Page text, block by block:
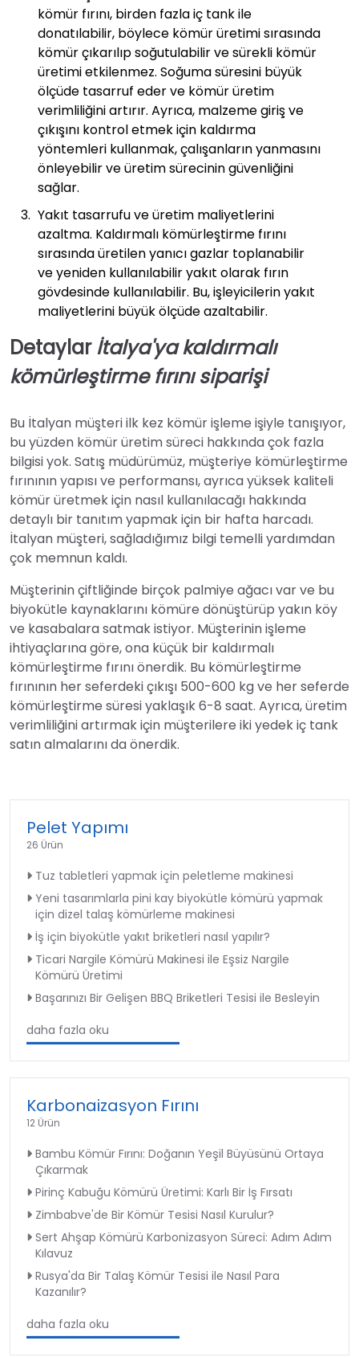
kömür fırını, birden fazla iç tank ile
donatılabilir, böylece kömür üretimi sırasında
kömür çıkarılıp soğutulabilir ve sürekli kömür
üretimi etkilenmez. Soğuma süresini büyük
ölçüde tasarruf eder ve kömür üretim
verimliliğini artırır. Ayrıca, malzeme giriş ve
çıkışını kontrol etmek için kaldırma
yöntemleri kullanmak, çalışanların yanmasını
önleyebilir ve üretim sürecinin güvenliğini
sağlar.
Yakıt tasarrufu ve üretim maliyetlerini
azaltma. Kaldırmalı kömürleştirme fırını
sırasında üretilen yanıcı gazlar toplanabilir
ve yeniden kullanılabilir yakıt olarak fırın
gövdesinde kullanılabilir. Bu, işleyicilerin yakıt
maliyetlerini büyük ölçüde azaltabilir.
Detaylarİtalya'ya kaldırmalı
kömürleştirme fırını siparişi
Bu İtalyan müşteri ilk kez kömür işleme işiyle tanışıyor,
bu yüzden kömür üretim süreci hakkında çok fazla
bilgisi yok. Satış müdürümüz, müşteriye kömürleştirme
fırınının yapısı ve performansı, ayrıca yüksek kaliteli
kömür üretmek için nasıl kullanılacağı hakkında
detaylı bir tanıtım yapmak için bir hafta harcadı.
İtalyan müşteri, sağladığımız bilgi temelli yardımdan
çok memnun kaldı.
Müşterinin çiftliğinde birçok palmiye ağacı var ve bu
biyokütle kaynaklarını kömüre dönüştürüp yakın köy
ve kasabalara satmak istiyor. Müşterinin işleme
ihtiyaçlarına göre, ona küçük bir kaldırmalı
kömürleştirme fırını önerdik. Bu kömürleştirme
fırınının her seferdeki çıkışı 500-600 kg ve her seferde
kömürleştirme süresi yaklaşık 6-8 saat. Ayrıca, üretim
verimliliğini artırmak için müşterilere iki yedek iç tank
satın almalarını da önerdik.
Pelet Yapımı
26 Ürün
Tuz tabletleri yapmak için peletleme makinesi
Yeni tasarımlarla pini kay biyokütle kömürü yapmak
için dizel talaş kömürleme makinesi
İş için biyokütle yakıt briketleri nasıl yapılır?
Ticari Nargile Kömürü Makinesi ile Eşsiz Nargile
Kömürü Üretimi
Başarınızı Bir Gelişen BBQ Briketleri Tesisi ile Besleyin
daha fazla oku
Karbonaizasyon Fırını
12 Ürün
Bambu Kömür Fırını: Doğanın Yeşil Büyüsünü Ortaya
Çıkarmak
Pirinç Kabuğu Kömürü Üretimi: Karlı Bir İş Fırsatı
Zimbabve'de Bir Kömür Tesisi Nasıl Kurulur?
Sert Ahşap Kömürü Karbonizasyon Süreci: Adım Adım
Kılavuz
Rusya'da Bir Talaş Kömür Tesisi ile Nasıl Para
Kazanılır?
daha fazla oku